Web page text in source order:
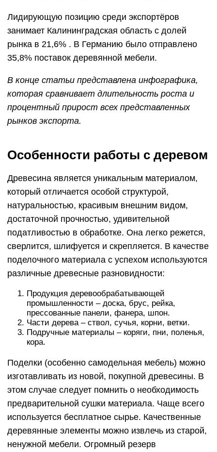
Лидирующую позицию среди экспортёров
занимает Калининградская область с долей
рынка в 21,6% . В Германию было отправлено
35,8% поставок деревянной мебели.
В конце статьи представлена инфографика,
которая сравнивает длительность роста и
процентный прирост всех представленных
рынков экспорта.
Особенности работы с деревом
Древесина является уникальным материалом,
который отличается особой структурой,
натуральностью, красивым внешним видом,
достаточной прочностью, удивительной
податливостью в обработке. Она легко режется,
сверлится, шлифуется и скрепляется. В качестве
поделочного материала с успехом используются
различные древесные разновидности:
Продукция деревообрабатывающей
промышленности – доска, брус, рейка,
прессованные панели, фанера, шпон.
Части дерева – ствол, сучья, корни, ветки.
Подручные материалы – коряги, пни, поленья,
кора.
Поделки (особенно самодельная мебель) можно
изготавливать из новой, покупной древесины. В
этом случае следует помнить о необходимость
предварительной сушки материала. Чаще всего
используется бесплатное сырье. Качественные
деревянные элементы можно извлечь из старой,
ненужной мебели. Огромный резерв